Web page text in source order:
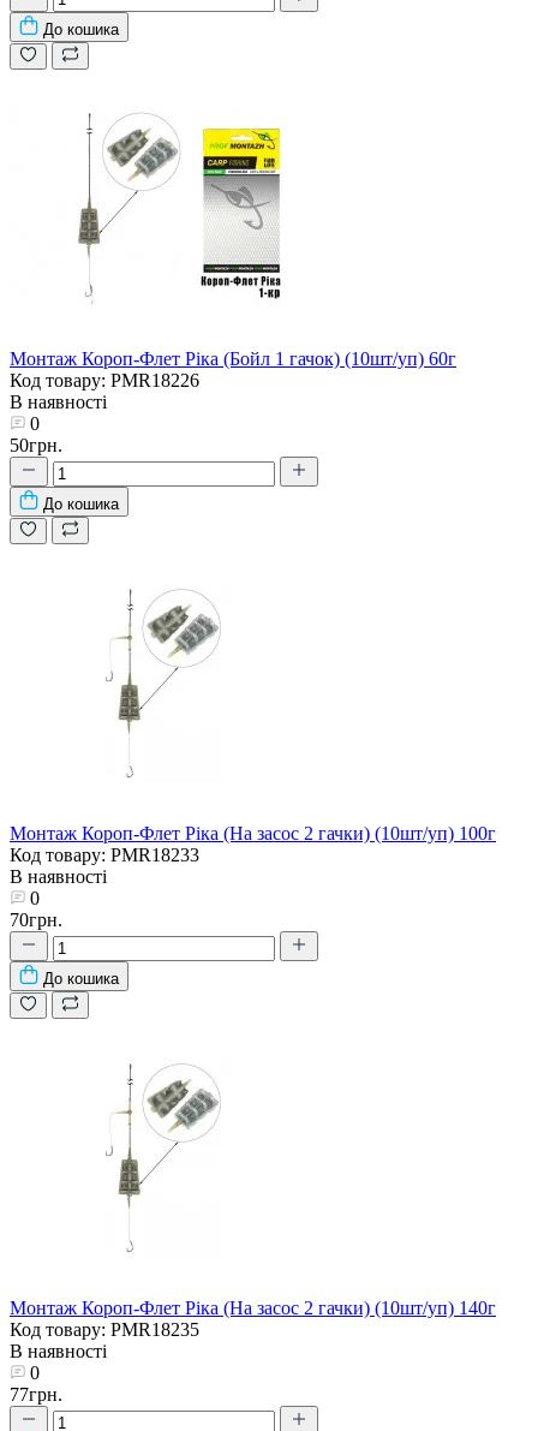
До кошика
Монтаж Короп-Флет Ріка (Бойл 1 гачок) (10шт/уп) 60г
Код товару: PMR18226
В наявності
0
50грн.
До кошика
Монтаж Короп-Флет Ріка (На засос 2 гачки) (10шт/уп) 100г
Код товару: PMR18233
В наявності
0
70грн.
До кошика
Монтаж Короп-Флет Ріка (На засос 2 гачки) (10шт/уп) 140г
Код товару: PMR18235
В наявності
0
77грн.